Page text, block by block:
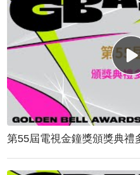
第55屆電視金鐘獎頒獎典禮